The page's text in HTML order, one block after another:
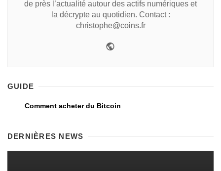
de près l’actualité autour des actifs numériques et
la décrypte au quotidien. Contact :
christophe@coins.fr
GUIDE
Comment acheter du Bitcoin
DERNIÈRES NEWS